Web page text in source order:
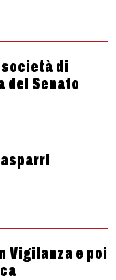
di
del Senato
Vigilanza e poi